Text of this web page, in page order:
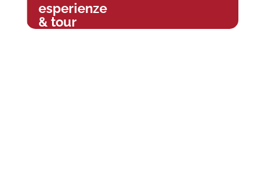
esperienze
& tour